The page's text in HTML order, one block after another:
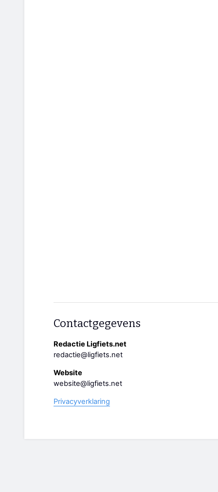
Contactgegevens
Redactie Ligfiets.net
redactie@ligfiets.net
Website
website@ligfiets.net
Privacyverklaring